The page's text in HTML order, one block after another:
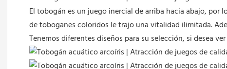
El tobogán es un juego inercial de arriba hacia abajo, por
de toboganes coloridos le trajo una vitalidad ilimitada.
Tenemos diferentes diseños para su selección, si desea